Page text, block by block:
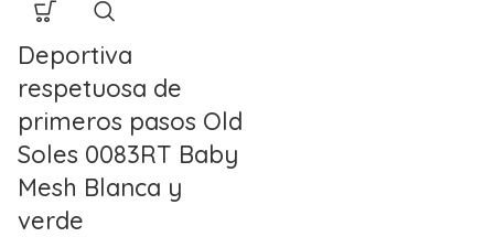
Deportiva
respetuosa de
primeros pasos Old
Soles 0083RT Baby
Mesh Blanca y
verde